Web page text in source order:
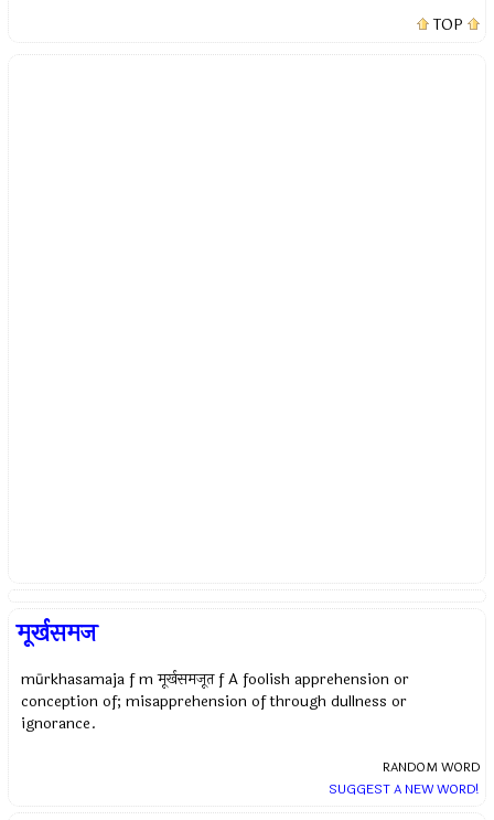
TOP
मूर्खसमज
mūrkhasamaja f m मूर्खसमजूत f A foolish apprehension or
conception of; misapprehension of through dullness or
ignorance.
RANDOM WORD
SUGGEST A NEW WORD!